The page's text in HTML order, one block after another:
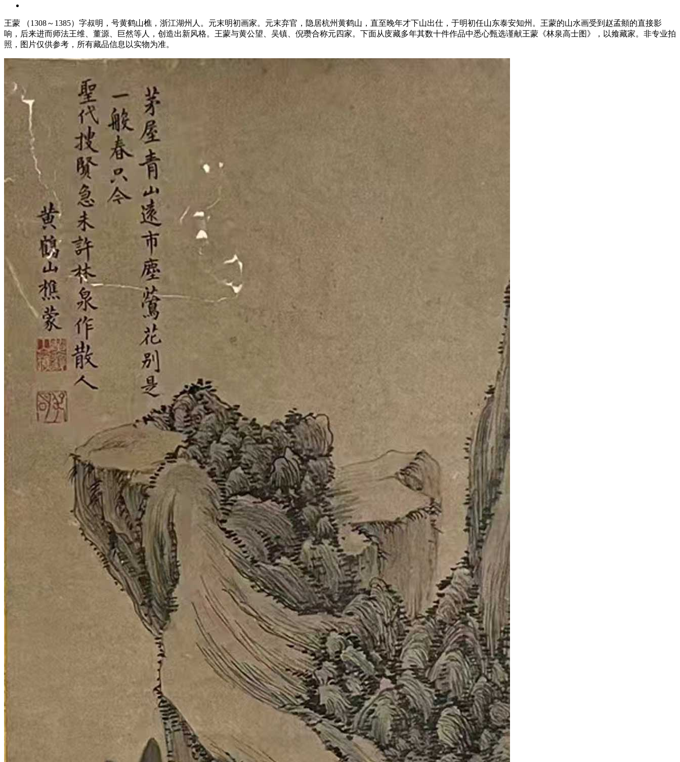
王蒙 （1308～1385）字叔明，号黄鹤山樵，浙江湖州人。元末明初画家。元末弃官，隐居杭州黄鹤山，直至晚年才下山出仕，于明初任山东泰安知州。王蒙的山水画受到赵孟頫的直接影
响，后来进而师法王维、董源、巨然等人，创造出新风格。王蒙与黄公望、吴镇、倪瓒合称元四家。下面从庋藏多年其数十件作品中悉心甄选谨献王蒙《林泉高士图》，以飨藏家。非专业拍
照，图片仅供参考，所有藏品信息以实物为准。